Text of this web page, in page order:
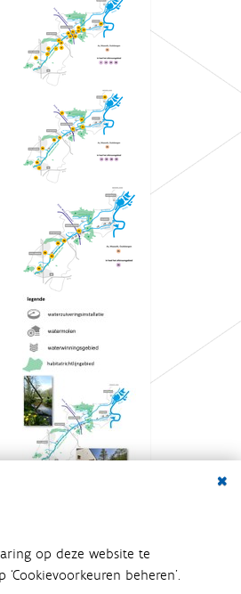
op deze website te
beheren’.